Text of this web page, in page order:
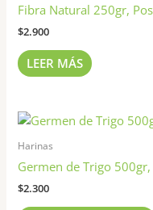
Fibra Natural 250gr,
$2.900
LEER MÁS
Harinas
Germen de Trigo
$2.300